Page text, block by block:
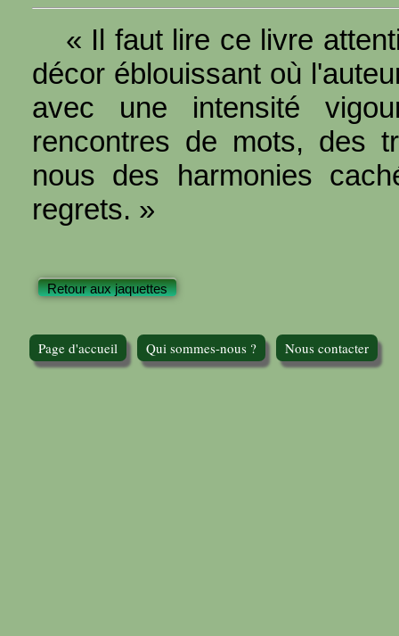
« Il faut lire ce livre
décor éblouissant où
avec une intensité
rencontres de mots, des
nous des harmonies
regrets. »
Retour aux jaquettes
Page d'accueil Qui sommes-nous ? Nous contacter